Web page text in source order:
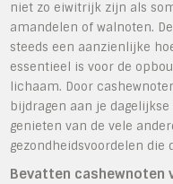
niet zo eiwitrijk zijn als
amandelen of walnoten.
steeds een aanzienlijke
essentieel is voor de
lichaam. Door
bijdragen aan je
genieten van de vele
gezondheidsvoordelen
Bevatten cashewnoten